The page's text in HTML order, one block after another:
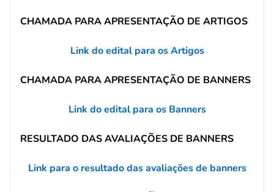
CHAMADA PARA APRESENTAÇÃO DE ARTIGOS
Link do edital para os Artigos
CHAMADA PARA APRESENTAÇÃO DE BANNERS
Link do edital para os Banners
RESULTADO DAS AVALIAÇÕES DE BANNERS
Link para o resultado das avaliações de banners